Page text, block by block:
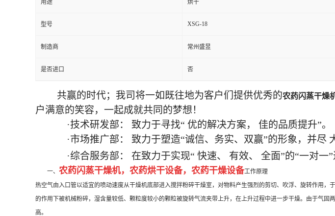
用途 烘干
型号 XSG-18
制造商 常州盛昱
是否进口 否
共赢的时代；我司将一如既往地为客户们提供优秀的农药闪蒸干燥
户满意的笑容，一起成就共同的梦想！
·技术研发部： 致力于寻找“ 优的解决方案，
佳的品质提升”。
·市场推广部： 致力于塑造“诚信、务实、双赢”的形象，并尽
·综合服务部： 在致力于实现“ 快速、 有效、 全面”的“一对一”
一、 农药闪蒸干燥机， 农药烘干设备， 农药干燥设备工作原理
热空气由入口管以适宜的喷动速度从干燥机底部进入搅拌粉碎干燥室，对物料产生强烈的剪切、吹浮、旋转作用
的作用下被机械粉碎，湿含量较低、颗粒度较小的颗粒被旋转气流夹带上升，在上升过程中进一步干燥。由于气
高。